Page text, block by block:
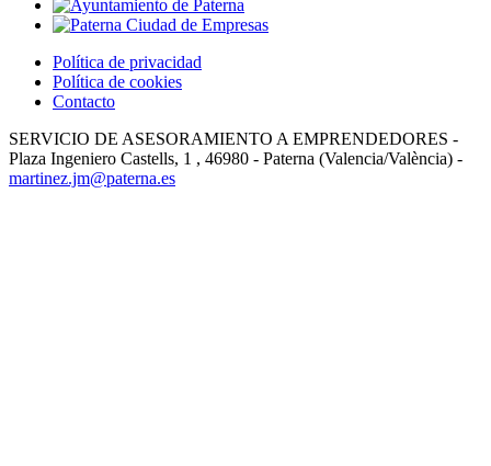
Política de privacidad
Política de cookies
Contacto
SERVICIO DE ASESORAMIENTO A EMPRENDEDORES -
Plaza Ingeniero Castells, 1 , 46980 - Paterna (Valencia/València) -
martinez.jm@paterna.es